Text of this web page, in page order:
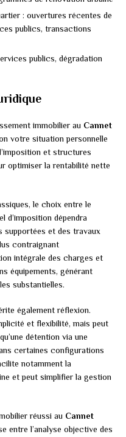
: ouvertures récentes de
publics, transactions
publics, dégradation
immobilier au Cannet
votre situation personnelle
et structures
optimiser la rentabilité nette
le choix entre le
d’imposition dépendra
supportées et des travaux
contraignant
intégrale des charges et
équipements, générant
substantielles.
également réflexion.
et flexibilité, mais peut
détention via une
certaines configurations
notamment la
et peut simplifier la gestion
réussi au Cannet
entre l’analyse objective des